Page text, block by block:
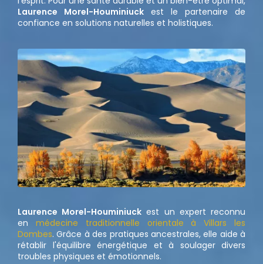
Laurence Morel-Houminiuck est le partenaire de
confiance en solutions naturelles et holistiques.
Laurence Morel-Houminiuck est un expert reconnu
en médecine traditionnelle orientale à Villars les
Dombes. Grâce à des pratiques ancestrales, elle aide à
rétablir l'équilibre énergétique et à soulager divers
troubles physiques et émotionnels.